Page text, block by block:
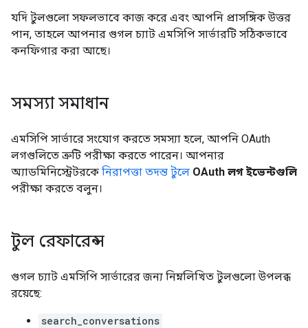
যদি টুলগুলো সফলভাবে কাজ করে এবং আপনি প্রাসঙ্গিক উত্তর
পান, তাহলে আপনার গুগল চ্যাট এমসিপি সার্ভারটি সঠিকভাবে
কনফিগার করা আছে।
সমস্যা সমাধান
এমসিপি সার্ভারে সংযোগ করতে সমস্যা হলে, আপনি OAuth
লগগুলিতে ত্রুটি পরীক্ষা করতে পারেন। আপনার
অ্যাডমিনিস্ট্রেটরকে নিরাপত্তা তদন্ত টুলে OAuth লগ ইভেন্টগুলি
পরীক্ষা করতে বলুন।
টুল রেফারেন্স
গুগল চ্যাট এমসিপি সার্ভারের জন্য নিম্নলিখিত টুলগুলো উপলব্ধ
রয়েছে:
search_conversations